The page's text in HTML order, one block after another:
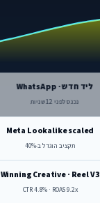
ליד חדש · WhatsApp
נכנס לפני 12 שניות
Meta Lookalike scaled
תקציב הוגדל ב-40%
Winning Creative · Reel V3
CTR 4.8% · ROAS 9.2x